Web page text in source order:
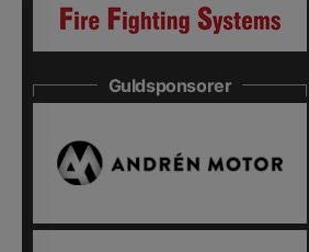
Guldsponsorer